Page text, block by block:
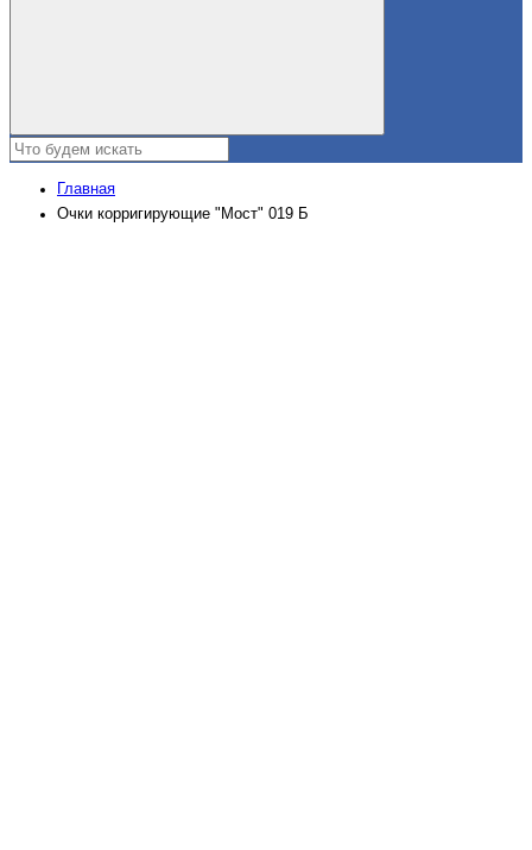
Главная
Очки корригирующие "Мост" 019 Б